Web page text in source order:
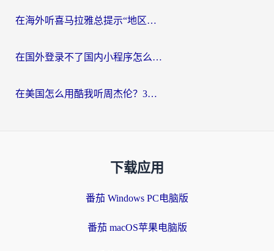
在海外听喜马拉雅总提示“地区限制”？3步轻松解除+听国内音乐全攻略
在国外登录不了国内小程序怎么办？选对回国加速器，轻松解锁国内资源
在美国怎么用酷我听周杰伦？3步搞定海外听歌难题
下载应用
番茄 Windows PC电脑版
番茄 macOS苹果电脑版